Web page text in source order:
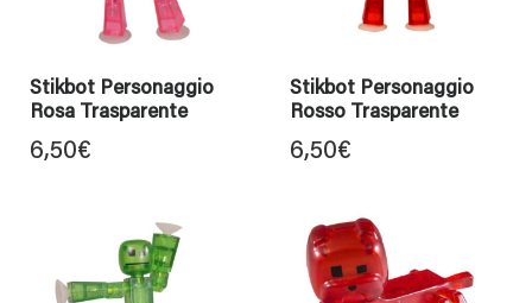
Stikbot Personaggio
Rosa Trasparente
6,50€
Stikbot Personaggio
Rosso Trasparente
6,50€